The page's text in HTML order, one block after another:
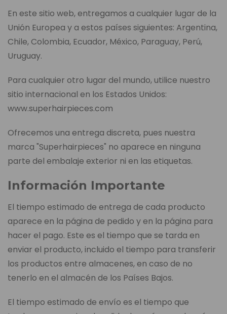
En este sitio web, entregamos a cualquier lugar de la
Unión Europea y a estos países siguientes: Argentina,
Chile, Colombia, Ecuador, México, Paraguay, Perú,
Uruguay.
Para cualquier otro lugar del mundo, utilice nuestro
sitio internacional en los Estados Unidos:
www.superhairpieces.com
Ofrecemos una entrega discreta, pues nuestra
marca "Superhairpieces" no aparece en ninguna
parte del embalaje exterior ni en las etiquetas.
Información Importante
El tiempo estimado de entrega de cada producto
aparece en la página de pedido y en la página para
hacer el pago. Este es el tiempo que se tarda en
enviar el producto, incluido el tiempo para transferir
los productos entre almacenes, en caso de no
tenerlo en el almacén de los Países Bajos.
El tiempo estimado de envío es el tiempo que